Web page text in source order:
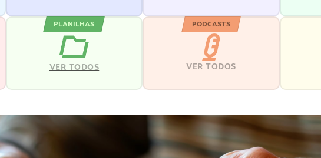
PLANILHAS
VER TODOS
PODCASTS
VER TODOS